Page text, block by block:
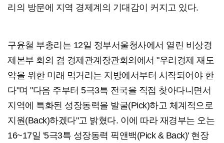
리의 방문에 지역 경제계의 기대감이 커지고 있다.
구윤철 부총리는 12일 정부서울청사에서 열린 비상경
제본부 회의 겸 경제관계장관회의에서 "우리경제 재도
약을 위한 미래 먹거리는 지방에서부터 시작되어야 한
다"며 "다음 주부터 5극3특 전국을 직접 찾아다니면서
지역에 특화된 성장동력을 발굴(Pick)하고 체계적으로
지원(Back)하겠다"고 밝혔다. 이에 따라 재경부는 오는
16~17일 '5극3특 성장동력 픽앤백(Pick & Back)' 현장